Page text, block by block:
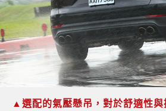
▲選配的氣壓懸吊，對於舒適性與